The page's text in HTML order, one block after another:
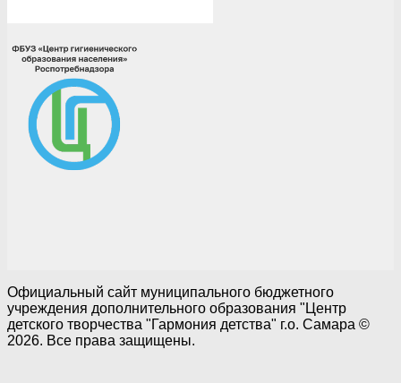
Официальный сайт муниципального бюджетного
учреждения дополнительного образования "Центр
детского творчества "Гармония детства" г.о. Самара ©
2026. Все права защищены.